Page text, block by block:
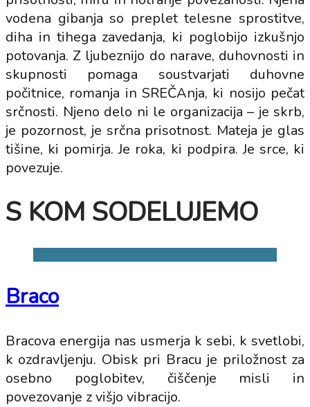
vodena gibanja so preplet telesne sprostitve,
diha in tihega zavedanja, ki poglobijo izkušnjo
potovanja. Z ljubeznijo do narave, duhovnosti in
skupnosti pomaga soustvarjati duhovne
počitnice, romanja in SREČAnja, ki nosijo pečat
srčnosti. Njeno delo ni le organizacija – je skrb,
je pozornost, je srčna prisotnost. Mateja je glas
tišine, ki pomirja. Je roka, ki podpira. Je srce, ki
povezuje.
S KOM SODELUJEMO
Braco
Bracova energija nas usmerja k sebi, k svetlobi,
k ozdravljenju. Obisk pri Bracu je priložnost za
osebno poglobitev, čiščenje misli in
povezovanje z višjo vibracijo.